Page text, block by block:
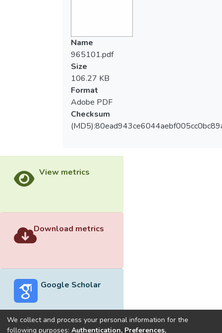
Name
965101.pdf
Size
106.27 KB
Format
Adobe PDF
Checksum
View metrics
Download metrics
Google Scholar
We collect and process your personal information for the
following purposes: Authentication, Preferences,